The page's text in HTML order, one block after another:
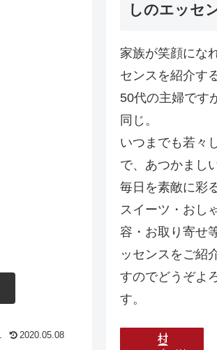
2020.05.08
しのエッセ
家族が笑顔にな
センスを紹介す
50代の主婦です
同じ。
いつまでも若々
で、あつかまし
毎日を素敵に彩
スイーツ・おし
容・お取り寄せ
ッセンスをご紹
すのでどうぞよ
す。